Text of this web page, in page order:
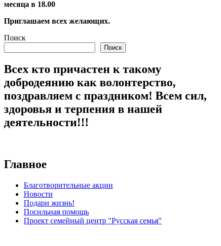
месяца в 18.00
Приглашаем всех желающих.
Поиск
Поиск
Всех кто причастен к такому
добродеянию как волонтерство,
поздравляем с праздником! Всем сил,
здоровья и терпения в нашей
деятельности!!!
Главное
Благотворительные акции
Новости
Подари жизнь!
Посильная помощь
Проект семейный центр "Русская семья"